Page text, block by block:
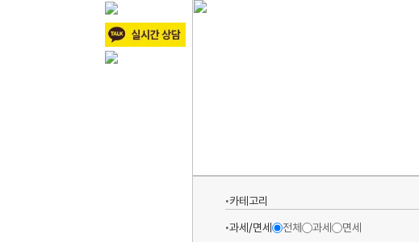
17등급
신규
주의
카테고리
과세/면세
전체 과세 면세